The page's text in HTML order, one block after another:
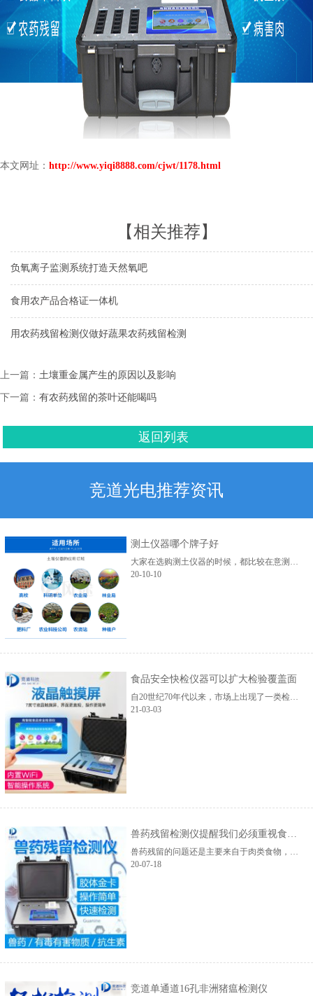
本文网址： http://www.yiqi8888.com/cjwt/1178.html
【相关推荐】
负氧离子监测系统打造天然氧吧
食用农产品合格证一体机
用农药残留检测仪做好蔬果农药残留检测
上一篇： 土壤重金属产生的原因以及影响
下一篇： 有农药残留的茶叶还能喝吗
返回列表
竞道光电推荐资讯
测土仪器哪个牌子好
大家在选购测土仪器的时候，都比较在意测土仪器哪个牌子好?俗话说，金杯银杯不如老百姓的口碑，因为一个好的品牌背后是一个有实力的厂家在支持，所销售的仪器不仅有较低的价格...
20-10-10
食品安全快检仪器可以扩大检验覆盖面
自20世纪70年代以来，市场上出现了一类检测方法，其特点是快速、简单、现场可操作性强、检测成本低、对检测人员的技术要求低。而后随着社会的发展，市面上又出现了基于快检方法...
21-03-03
兽药残留检测仪提醒我们必须重视食品安全问题
兽药残留的问题还是主要来自于肉类食物，主要是养殖动物的过程中违规使用了一些兽药类的药物，又没有给动物足够的休药期代谢药物，而且很多药物一旦被吸收，就会对动物造成严...
20-07-18
竞道单通道16孔非洲猪瘟检测仪